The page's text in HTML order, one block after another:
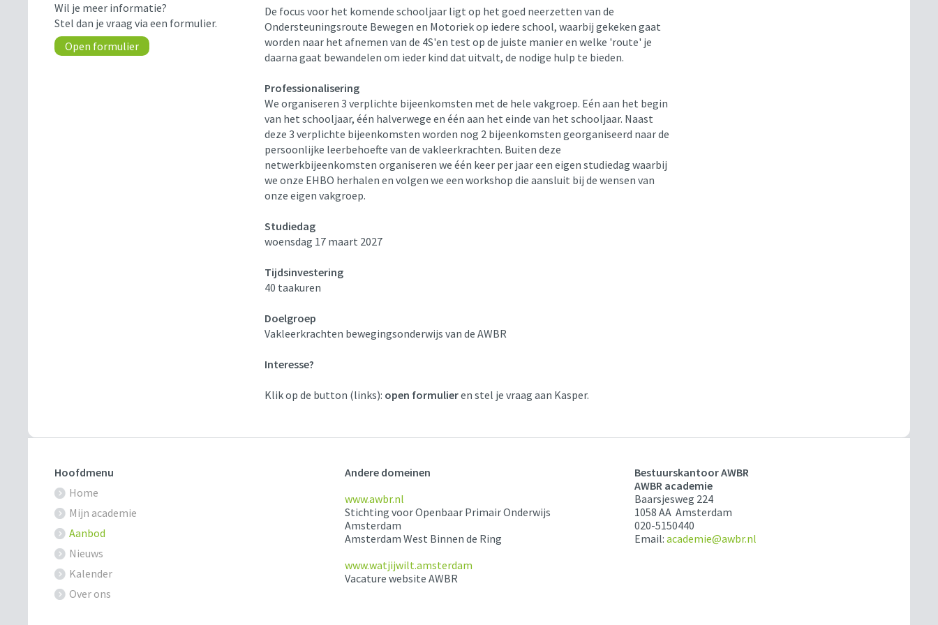
Wil je meer informatie?
Stel dan je vraag via een formulier.
Open formulier
De focus voor het komende schooljaar ligt op het goed neerzetten van de
Ondersteuningsroute Bewegen en Motoriek op iedere school, waarbij gekeken gaat
worden naar het afnemen van de 4S'en test op de juiste manier en welke 'route' je
daarna gaat bewandelen om ieder kind dat uitvalt, de nodige hulp te bieden.
Professionalisering
We organiseren 3 verplichte bijeenkomsten met de hele vakgroep. Eén aan het begin
van het schooljaar, één halverwege en één aan het einde van het schooljaar. Naast
deze 3 verplichte bijeenkomsten worden nog 2 bijeenkomsten georganiseerd naar de
persoonlijke leerbehoefte van de vakleerkrachten. Buiten deze
netwerkbijeenkomsten organiseren we één keer per jaar een eigen studiedag waarbij
we onze EHBO herhalen en volgen we een workshop die aansluit bij de wensen van
onze eigen vakgroep.
Studiedag
woensdag 17 maart 2027
Tijdsinvestering
40 taakuren
Doelgroep
Vakleerkrachten bewegingsonderwijs van de AWBR
Interesse?
Klik op de button (links): open formulieren stel je vraag aan Kasper.
Hoofdmenu
Home
Mijn academie
Aanbod
Nieuws
Kalender
Over ons
Andere domeinen
www.awbr.nl
Stichting voor Openbaar Primair Onderwijs
Amsterdam
Amsterdam West Binnen de Ring
www.watjijwilt.amsterdam
Vacature website AWBR
Bestuurskantoor AWBR
AWBR academie
Baarsjesweg 224
1058 AA Amsterdam
020-5150440
Email:academie@awbr.nl